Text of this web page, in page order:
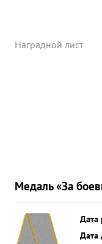
Наградной лист
Медаль «За
Дата
Дата